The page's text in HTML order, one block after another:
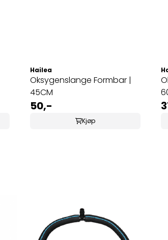
Hailea
Oksygenslange Formbar |
45CM
50,-
Kjøp